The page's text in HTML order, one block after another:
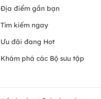
Địa điểm gần bạn
Tìm kiếm ngay
Ưu đãi đang Hot
Khám phá các Bộ sưu tập